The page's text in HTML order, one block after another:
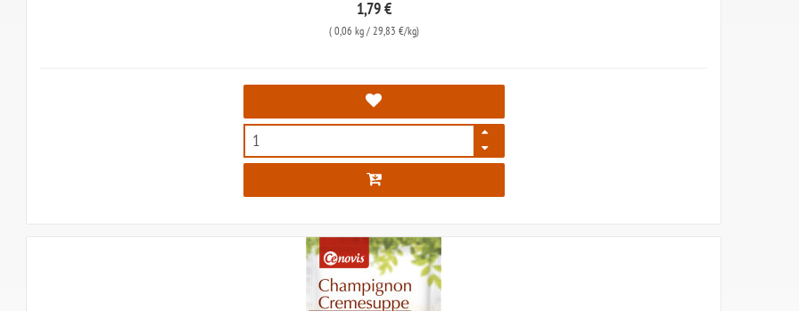
1,79 €
( 0,06 kg/ 29,83 €/kg)
197